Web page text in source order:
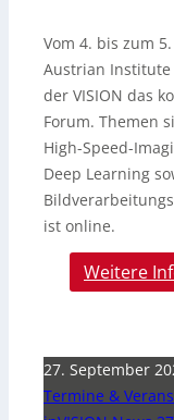
Vom 4. bis zum
Austrian Institute
der VISION das
Forum. Themen
High-Speed-
Deep Learning
ist online.
Weitere
27. September
Termine &